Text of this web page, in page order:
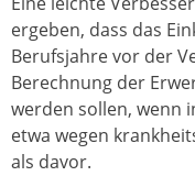
ergeben, dass das
Berufsjahre vor der
Berechnung der
werden sollen, wenn
etwa wegen
als davor.